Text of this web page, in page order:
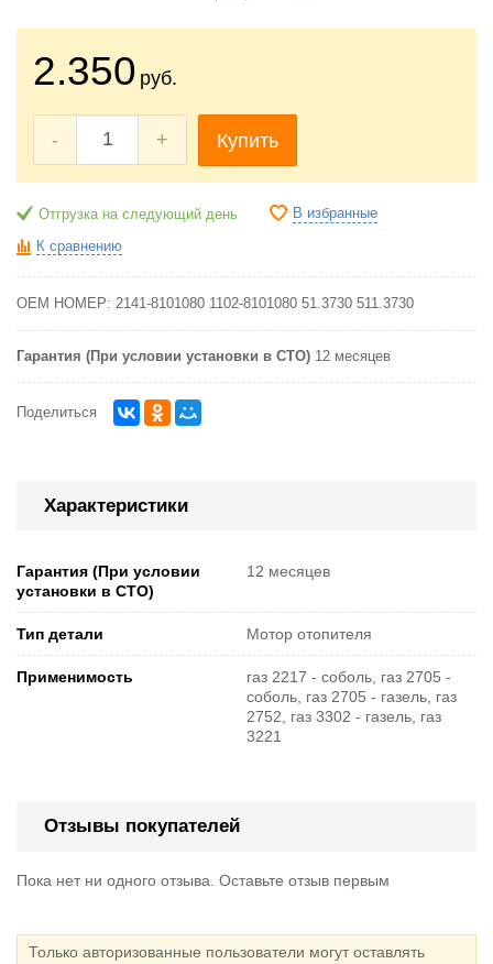
2.350 руб.
- + Купить
Отгрузка на следующий день В избранные
К сравнению
OEM НОМЕР: 2141-8101080 1102-8101080 51.3730 511.3730
Гарантия (При условии установки в СТО) 12 месяцев
Поделиться
Характеристики
Гарантия (При условии
установки в СТО)
12 месяцев
Тип детали Мотор отопителя
Применимость
газ 2217 - соболь, газ 2705 -
соболь, газ 2705 - газель, газ
2752, газ 3302 - газель, газ
3221
Отзывы покупателей
Пока нет ни одного отзыва. Оставьте отзыв первым
Только авторизованные пользователи могут оставлять